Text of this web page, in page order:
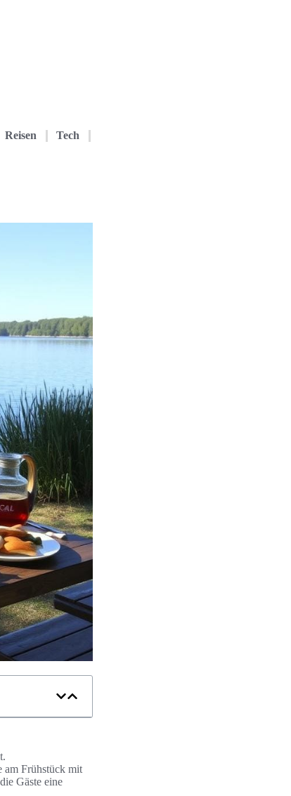
Reisen Tech
am Frühstück mit
Gäste eine